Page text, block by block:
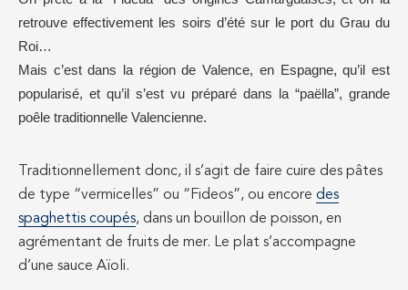
retrouve effectivement les soirs d’été sur le port du Grau du
Roi…
Mais c’est dans la région de Valence, en Espagne, qu’il est
popularisé, et qu’il s’est vu préparé dans la “paëlla”, grande
poêle traditionnelle Valencienne.
Traditionnellement donc, il s’agit de faire cuire des pâtes
de type “vermicelles” ou “Fideos”, ou encore des
spaghettis coupés, dans un bouillon de poisson, en
agrémentant de fruits de mer. Le plat s’accompagne
d’une sauce Aïoli.